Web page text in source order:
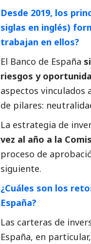
Desde 2019, los
siglas en inglés)
trabajan en ellos?
El Banco de España
riesgos y
aspectos vinculados
de pilares:
La estrategia de
vez al año a la
proceso de
siguiente.
¿Cuáles son los
España?
Las carteras de
España, en